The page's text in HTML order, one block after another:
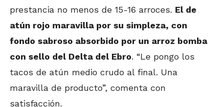
prestancia no menos de 15-16 arroces. El de
atún rojo maravilla por su simpleza, con
fondo sabroso absorbido por un arroz bomba
con sello del Delta del Ebro. “Le pongo los
tacos de atún medio crudo al final. Una
maravilla de producto”, comenta con
satisfacción.